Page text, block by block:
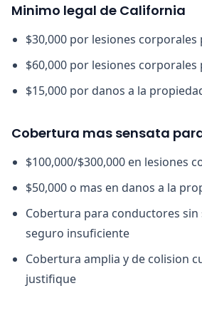
Minimo legal de California
$30,000 por lesiones
$60,000 por lesiones
$15,000 por danos a la
Cobertura mas sensata
$100,000/$300,000 en lesiones
$50,000 o mas en danos a la
Cobertura para conductores sin
seguro insuficiente
Cobertura amplia y de colision
justifique